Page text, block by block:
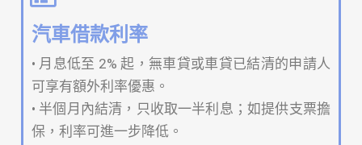
汽車借款利率
• 月息低至 2% 起，無車貸或車貸已結清的申請人
可享有額外利率優惠。
• 半個月內結清，只收取一半利息；如提供支票擔
保，利率可進一步降低。